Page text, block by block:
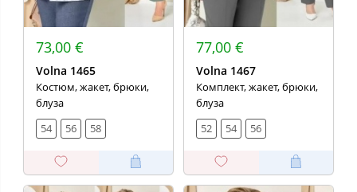
73,00 €
Volna 1465
Костюм, жакет, брюки,
блуза
54
56 58
77,00 €
Volna 1467
Комплект, жакет, брюки,
блуза
52
54 56